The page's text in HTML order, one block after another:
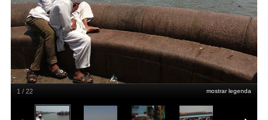
mostrar legenda
1 / 22